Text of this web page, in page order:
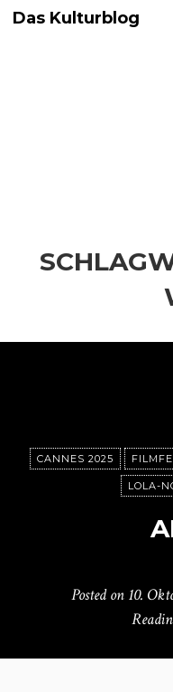
Das Kulturblog
CANNES 2025
LOLA-
Posted on 10.